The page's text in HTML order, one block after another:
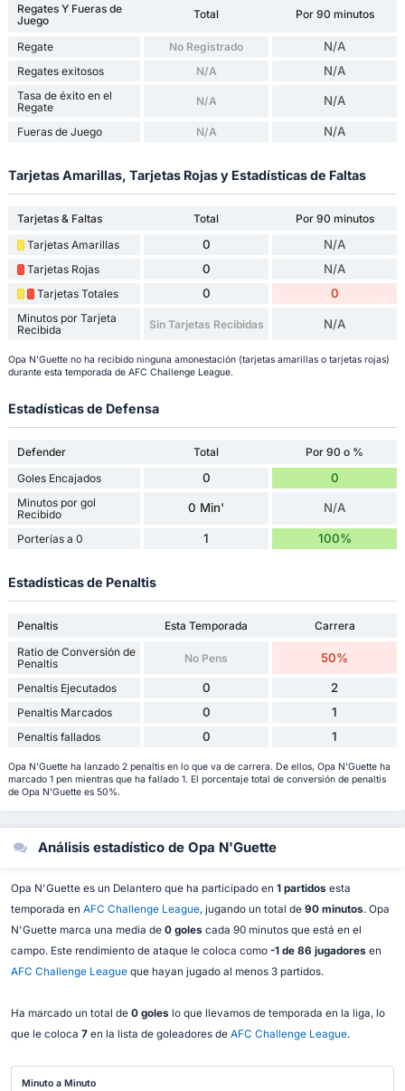
Regates Y Fueras de
Juego
Total Por 90 minutos
Regate No Registrado N/A
Regates exitosos N/A N/A
Tasa de éxito en el
Regate
N/A N/A
Fueras de Juego N/A N/A
Tarjetas Amarillas, Tarjetas Rojas y Estadísticas de Faltas
Tarjetas & Faltas Total
Por 90 minutos
Tarjetas Amarillas
0 N/A
Tarjetas Rojas 0 N/A
Tarjetas Totales 0 0
Minutos por Tarjeta
Recibida
Sin Tarjetas Recibidas N/A
Opa N'Guette no ha recibido ninguna amonestación (tarjetas amarillas o tarjetas rojas)
durante esta temporada de AFC Challenge League.
Estadísticas de Defensa
Defender Total
Por 90 o %
Goles Encajados
0 0
Minutos por gol
Recibido
0 Min' N/A
Porterías a 0 1 100%
Estadísticas de Penaltis
Penaltis Esta Temporada
Carrera
Ratio de Conversión de
Penaltis
No Pens 50%
Penaltis Ejecutados 0 2
Penaltis Marcados 0 1
Penaltis fallados 0 1
Opa N'Guette ha lanzado 2 penaltis en lo que va de carrera. De ellos, Opa N'Guette ha
marcado 1 pen mientras que ha fallado 1. El porcentaje total de conversión de penaltis
de Opa N'Guette es 50%.
Análisis estadístico de Opa N'Guette
Opa N'Guette es un Delantero que ha participado en 1 partidos esta
temporada en AFC Challenge League, jugando un total de 90 minutos. Opa
N'Guette marca una media de 0 goles cada 90 minutos que está en el
campo. Este rendimiento de ataque le coloca como -1 de 86 jugadores en
AFC Challenge Leagueque hayan jugado al menos 3 partidos.
Ha marcado un total de 0 goles lo que llevamos de temporada en la liga, lo
que le coloca 7en la lista de goleadores de AFC Challenge League.
Minuto a Minuto